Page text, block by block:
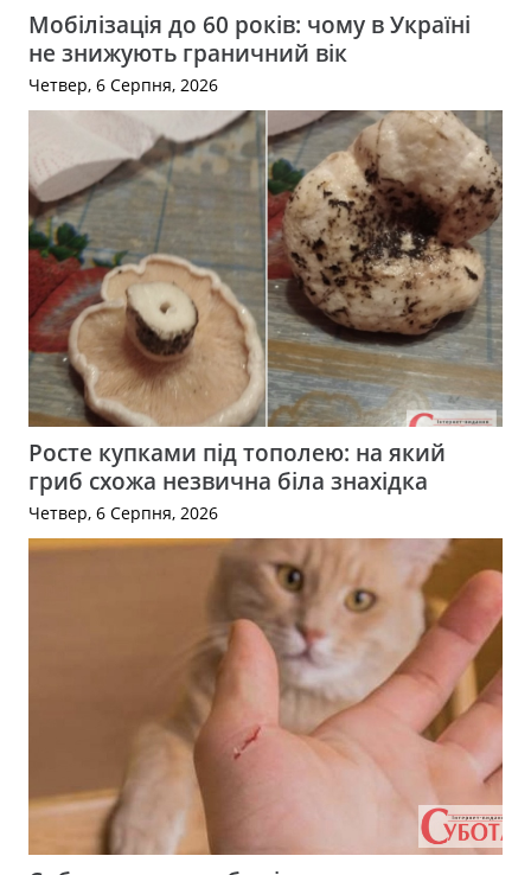
Мобілізація до 60 років: чому в Україні
не знижують граничний вік
Четвер, 6 Серпня, 2026
Росте купками під тополею: на який
гриб схожа незвична біла знахідка
Четвер, 6 Серпня, 2026